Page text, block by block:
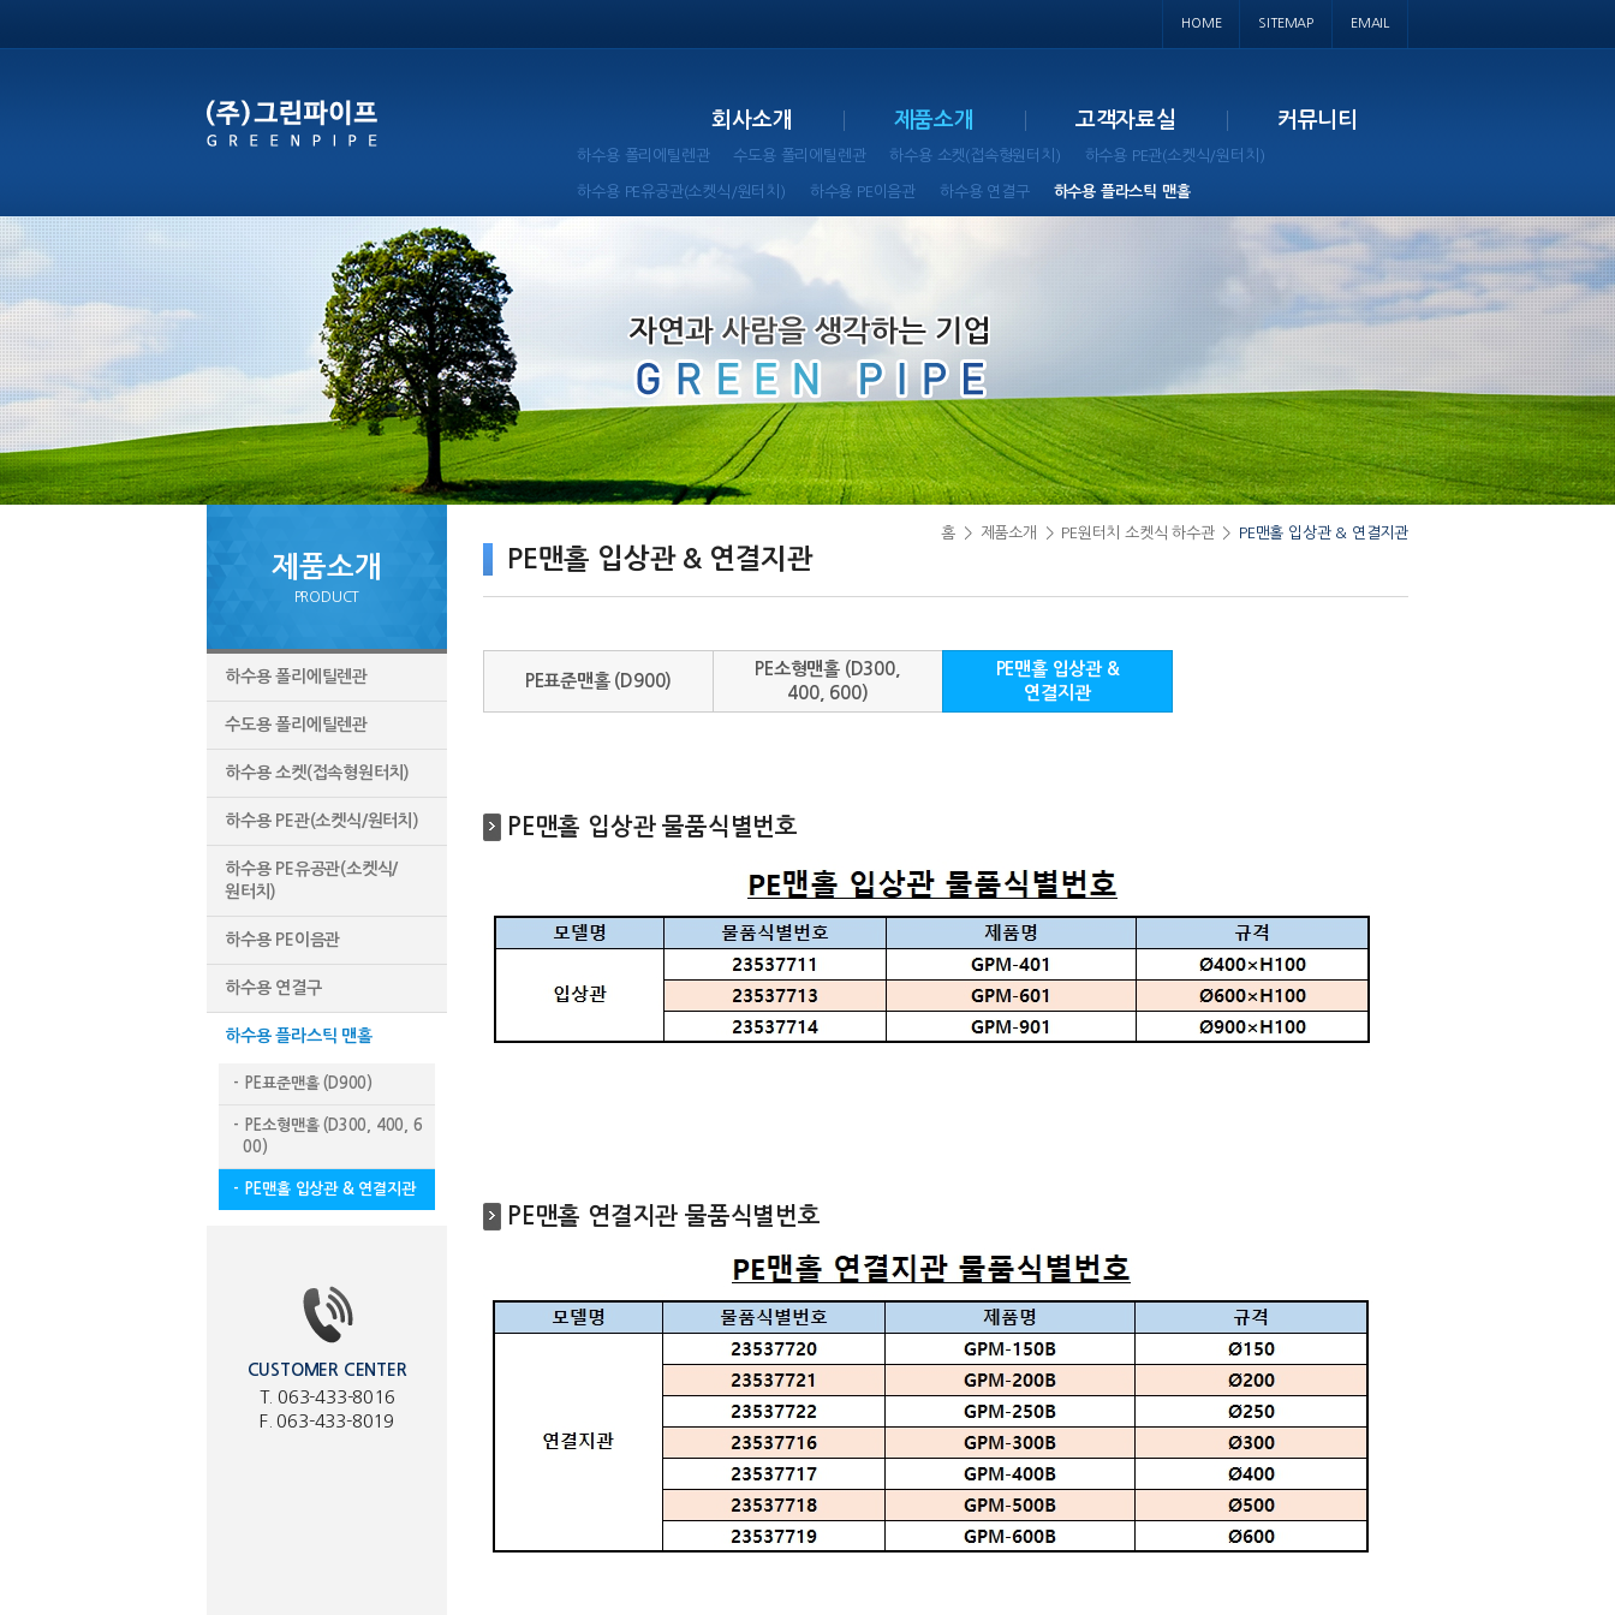
HOME SITEMAP EMAIL
회사소개 제품소개
하수용 폴리에틸렌관 수도용 폴리에틸렌관 하수용 소켓(접속형원터치) 하수용 PE관(소켓식/원터치)
하수용 PE유공관(소켓식/원터치) 하수용 PE이음관 하수용 연결구 하수용 플라스틱 맨홀
고객자료실 커뮤니티
제품소개
PRODUCT
하수용 폴리에틸렌관
수도용 폴리에틸렌관
하수용 소켓(접속형원터치)
하수용 PE관(소켓식/원터치)
하수용 PE유공관(소켓식/
원터치)
하수용 PE이음관
하수용 연결구
하수용 플라스틱 맨홀
- PE표준맨홀 (D900)
- PE소형맨홀 (D300, 400, 6
00)
- PE맨홀 입상관 & 연결지관
CUSTOMER CENTER
T. 063-433-8016
F. 063-433-8019
PE맨홀 입상관 & 연결지관
홈 > 제품소개 > PE원터치 소켓식 하수관 > PE맨홀 입상관 & 연결지관
PE표준맨홀 (D900)
PE소형맨홀 (D300,
400, 600)
PE맨홀 입상관 &
연결지관
PE맨홀 입상관 물품식별번호
PE맨홀 연결지관 물품식별번호